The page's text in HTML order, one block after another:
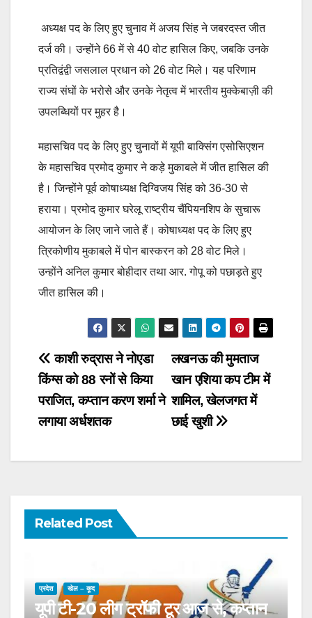
अध्यक्ष पद के लिए हुए चुनाव में अजय सिंह ने जबरदस्त जीत
दर्ज की। उन्होंने 66 में से 40 वोट हासिल किए, जबकि उनके
प्रतिद्वंद्वी जसलाल प्रधान को 26 वोट मिले। यह परिणाम
राज्य संघों के भरोसे और उनके नेतृत्व में भारतीय मुक्केबाज़ी की
उपलब्धियों पर मुहर है।
महासचिव पद के लिए हुए चुनावों में यूपी बाक्सिंग एसोसिएशन
के महासचिव प्रमोद कुमार ने कड़े मुकाबले में जीत हासिल की
है। जिन्होंने पूर्व कोषाध्यक्ष दिग्विजय सिंह को 36-30 से
हराया। प्रमोद कुमार घरेलू राष्ट्रीय चैंपियनशिप के सुचारू
आयोजन के लिए जाने जाते हैं। कोषाध्यक्ष पद के लिए हुए
त्रिकोणीय मुकाबले में पोन बास्करन को 28 वोट मिले।
उन्होंने अनिल कुमार बोहीदार तथा आर. गोपू को पछाड़ते हुए
जीत हासिल की।
Post
navigation
लखनऊ की मुमताज
खान एशिया कप टीम में
शामिल, खेलजगत में
छाई खुशी
काशी रुद्रास ने नोएडा
किंग्स को 88 रनों से किया
पराजित, कप्तान करण शर्मा ने
लगाया अर्धशतक
Related Post
प्रदेश खेल – कूद
यूपी टी-20 लीग ट्रॉफी टूर आज से, कप्तान